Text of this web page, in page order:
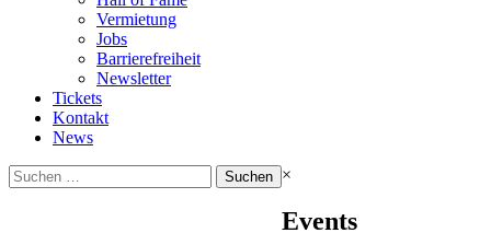
Vermietung
Jobs
Barrierefreiheit
Newsletter
Tickets
Kontakt
News
Suchen
nach:
×
Events